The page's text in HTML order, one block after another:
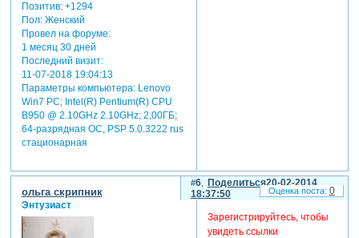
Позитив: +1294
Пол:Женский
Провел на форуме:
1 месяц 30 дней
Последний визит:
11-07-2018 19:04:13
Параметры компьютера:Lenovo
Win7 PC; Intel(R) Pentium(R) CPU
B950 @ 2.10GHz 2.10GHz; 2,00ГБ;
64-разрядная ОС, PSP 5.0.3222 rus
стационарная
Поделиться
6
20-02-2014
18:37:50
ольга скрипник
Энтузиаст
Зарегистрируйтесь, чтобы
увидеть ссылки
0